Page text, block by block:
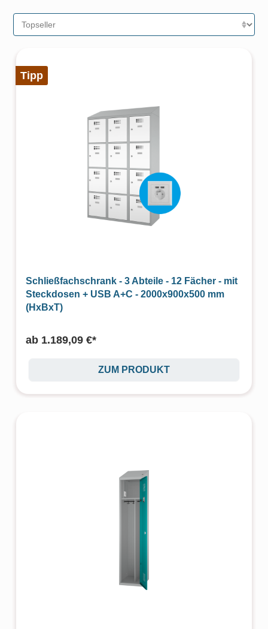
Tipp
Schließfachschrank - 3 Abteile - 12 Fächer - mit
Steckdosen + USB A+C - 2000x900x500 mm
(HxBxT)
ab 1.189,09 €*
ZUM PRODUKT